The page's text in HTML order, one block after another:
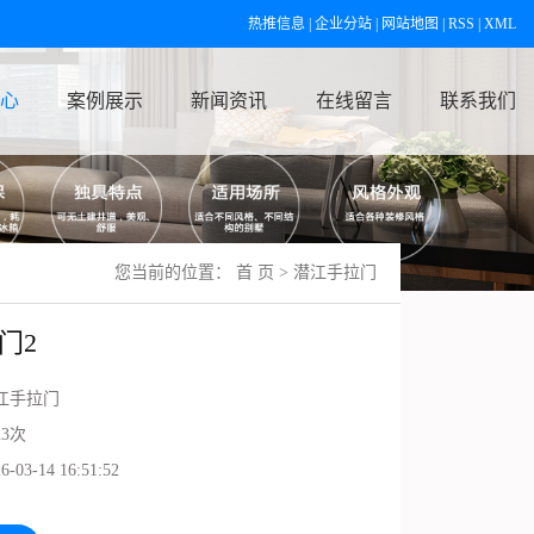
热推信息 企业分站 网站地图 RSS XML
案例展示 新闻资讯 在线留言 联系我们
您当前的位置： 首 页 > 潜江手拉门
2
手拉门
次
03-14 16:51:52